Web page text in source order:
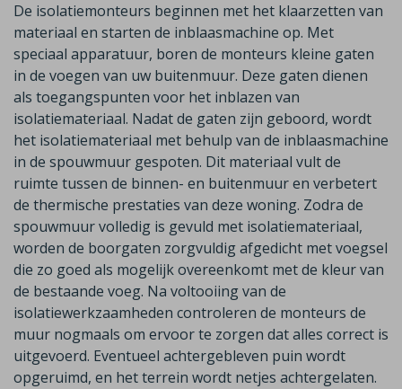
De isolatiemonteurs beginnen met het klaarzetten van
materiaal en starten de inblaasmachine op. Met
speciaal apparatuur, boren de monteurs kleine gaten
in de voegen van uw buitenmuur. Deze gaten dienen
als toegangspunten voor het inblazen van
isolatiemateriaal. Nadat de gaten zijn geboord, wordt
het isolatiemateriaal met behulp van de inblaasmachine
in de spouwmuur gespoten. Dit materiaal vult de
ruimte tussen de binnen- en buitenmuur en verbetert
de thermische prestaties van deze woning. Zodra de
spouwmuur volledig is gevuld met isolatiemateriaal,
worden de boorgaten zorgvuldig afgedicht met voegsel
die zo goed als mogelijk overeenkomt met de kleur van
de bestaande voeg. Na voltooiing van de
isolatiewerkzaamheden controleren de monteurs de
muur nogmaals om ervoor te zorgen dat alles correct is
uitgevoerd. Eventueel achtergebleven puin wordt
opgeruimd, en het terrein wordt netjes achtergelaten.